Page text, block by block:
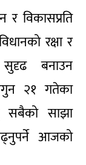
र विकासप्रति
रक्षा र
बनाउन
२१ गतेका
सबैको साझा
आजको